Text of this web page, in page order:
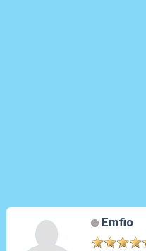
Emfio